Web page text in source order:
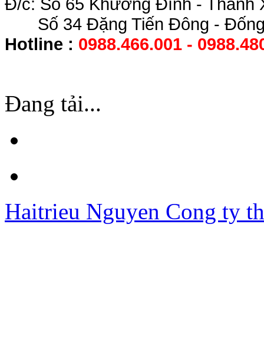
Số 34 Đặng Tiến Đông -
Hotline : 0988.466.001 -
Đang tải...
Haitrieu Nguyen Cong ty